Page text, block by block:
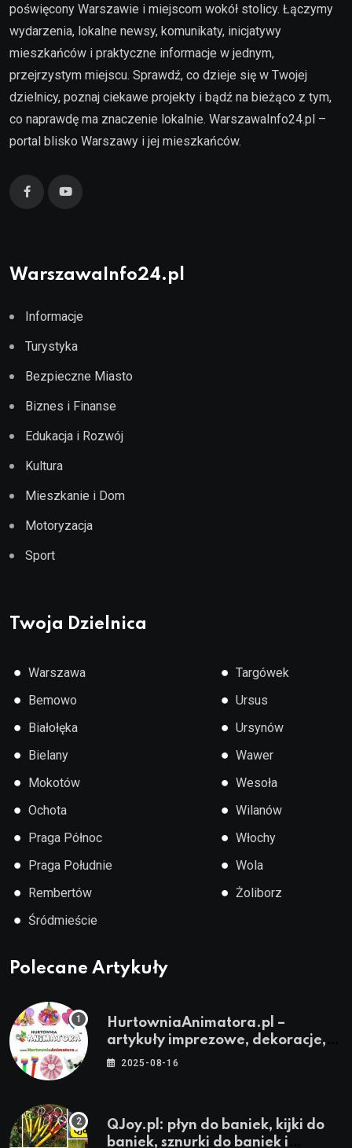
poświęcony Warszawie i miejscom wokół stolicy. Łączymy
wydarzenia, lokalne newsy, komunikaty, inicjatywy
mieszkańców i praktyczne informacje w jednym,
przejrzystym miejscu. Sprawdź, co dzieje się w Twojej
dzielnicy, poznaj ciekawe projekty i bądź na bieżąco z tym,
co naprawdę ma znaczenie lokalnie. WarszawaInfo24.pl –
portal blisko Warszawy i jej mieszkańców.
WarszawaInfo24.pl
Informacje
Turystyka
Bezpieczne Miasto
Biznes i Finanse
Edukacja i Rozwój
Kultura
Mieszkanie i Dom
Motoryzacja
Sport
Twoja Dzielnica
● Warszawa
● Bemowo
● Białołęka
● Bielany
● Mokotów
● Ochota
● Praga Północ
● Praga Południe
● Rembertów
● Śródmieście
● Targówek
● Ursus
● Ursynów
● Wawer
● Wesoła
● Wilanów
● Włochy
● Wola
● Żoliborz
Polecane Artykuły
HurtowniaAnimatora.pl –
artykuły imprezowe, dekoracje,
stroje i akcesoria dla animatorów
2025-08-16
QJoy.pl: płyn do baniek, kijki do
baniek, sznurki do baniek i